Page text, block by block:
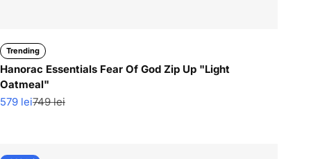
Trending
Hanorac Essentials Fear Of God Zip Up "Light
Oatmeal"
Pret redus
579 leiPret normal
749 lei